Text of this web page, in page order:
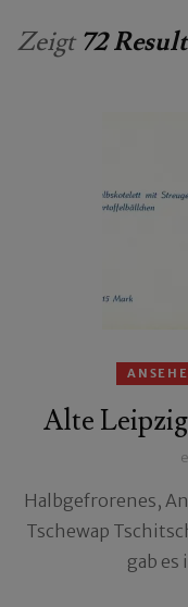
Zeigt 72
Alte
Halbgefrorenes,
Tschewap
gab es